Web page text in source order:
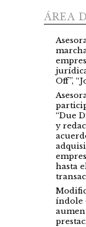
ÁREA
jurídica
Off”,
“Due
y
hasta
índole